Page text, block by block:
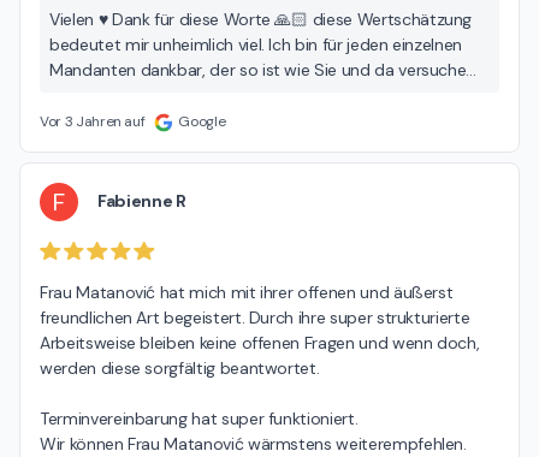
Vielen ♥️ Dank für diese Worte 🙏🏻 diese Wertschätzung
bedeutet mir unheimlich viel. Ich bin für jeden einzelnen
Mandanten dankbar, der so ist wie Sie und da versuche
Vor 3 Jahren auf Google
F Fabienne R
Frau Matanović hat mich mit ihrer offenen und äußerst
freundlichen Art begeistert. Durch ihre super strukturierte
Arbeitsweise bleiben keine offenen Fragen und wenn doch,
werden diese sorgfältig beantwortet.
Terminvereinbarung hat super funktioniert.
Wir können Frau Matanović wärmstens weiterempfehlen.